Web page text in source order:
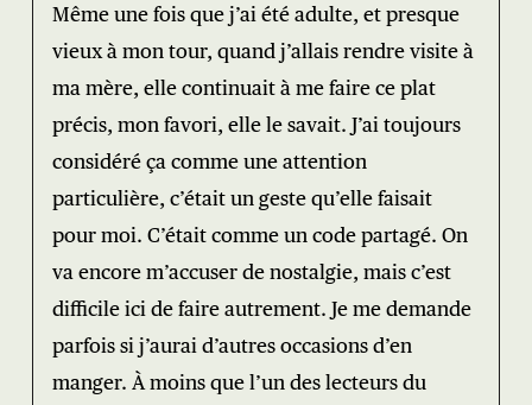
Même une fois que j’ai été adulte, et presque
vieux à mon tour, quand j’allais rendre visite à
ma mère, elle continuait à me faire ce plat
précis, mon favori, elle le savait. J’ai toujours
considéré ça comme une attention
particulière, c’était un geste qu’elle faisait
pour moi. C’était comme un code partagé. On
va encore m’accuser de nostalgie, mais c’est
difficile ici de faire autrement. Je me demande
parfois si j’aurai d’autres occasions d’en
manger. À moins que l’un des lecteurs du